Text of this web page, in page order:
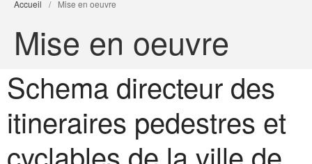
+
Nos références
A propos
Contact
Accueil / Mise en oeuvre
Mise en oeuvre
Schema directeur des
itineraires pedestres et
cyclables de la ville de